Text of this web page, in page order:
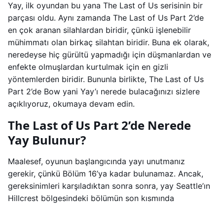
Yay, ilk oyundan bu yana The Last of Us serisinin bir
parçası oldu. Aynı zamanda The Last of Us Part 2’de
en çok aranan silahlardan biridir, çünkü işlenebilir
mühimmatı olan birkaç silahtan biridir. Buna ek olarak,
neredeyse hiç gürültü yapmadığı için düşmanlardan ve
enfekte olmuşlardan kurtulmak için en gizli
yöntemlerden biridir. Bununla birlikte, The Last of Us
Part 2’de Bow yani Yay’ı nerede bulacağınızı sizlere
açıklıyoruz, okumaya devam edin.
The Last of Us Part 2’de Nerede
Yay Bulunur?
Maalesef, oyunun başlangıcında yayı unutmanız
gerekir, çünkü Bölüm 16’ya kadar bulunamaz. Ancak,
gereksinimleri karşıladıktan sonra sonra, yay Seattle’ın
Hillcrest bölgesindeki bölümün son kısmında